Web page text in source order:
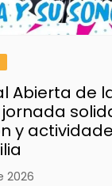
Abierta de
y
2026